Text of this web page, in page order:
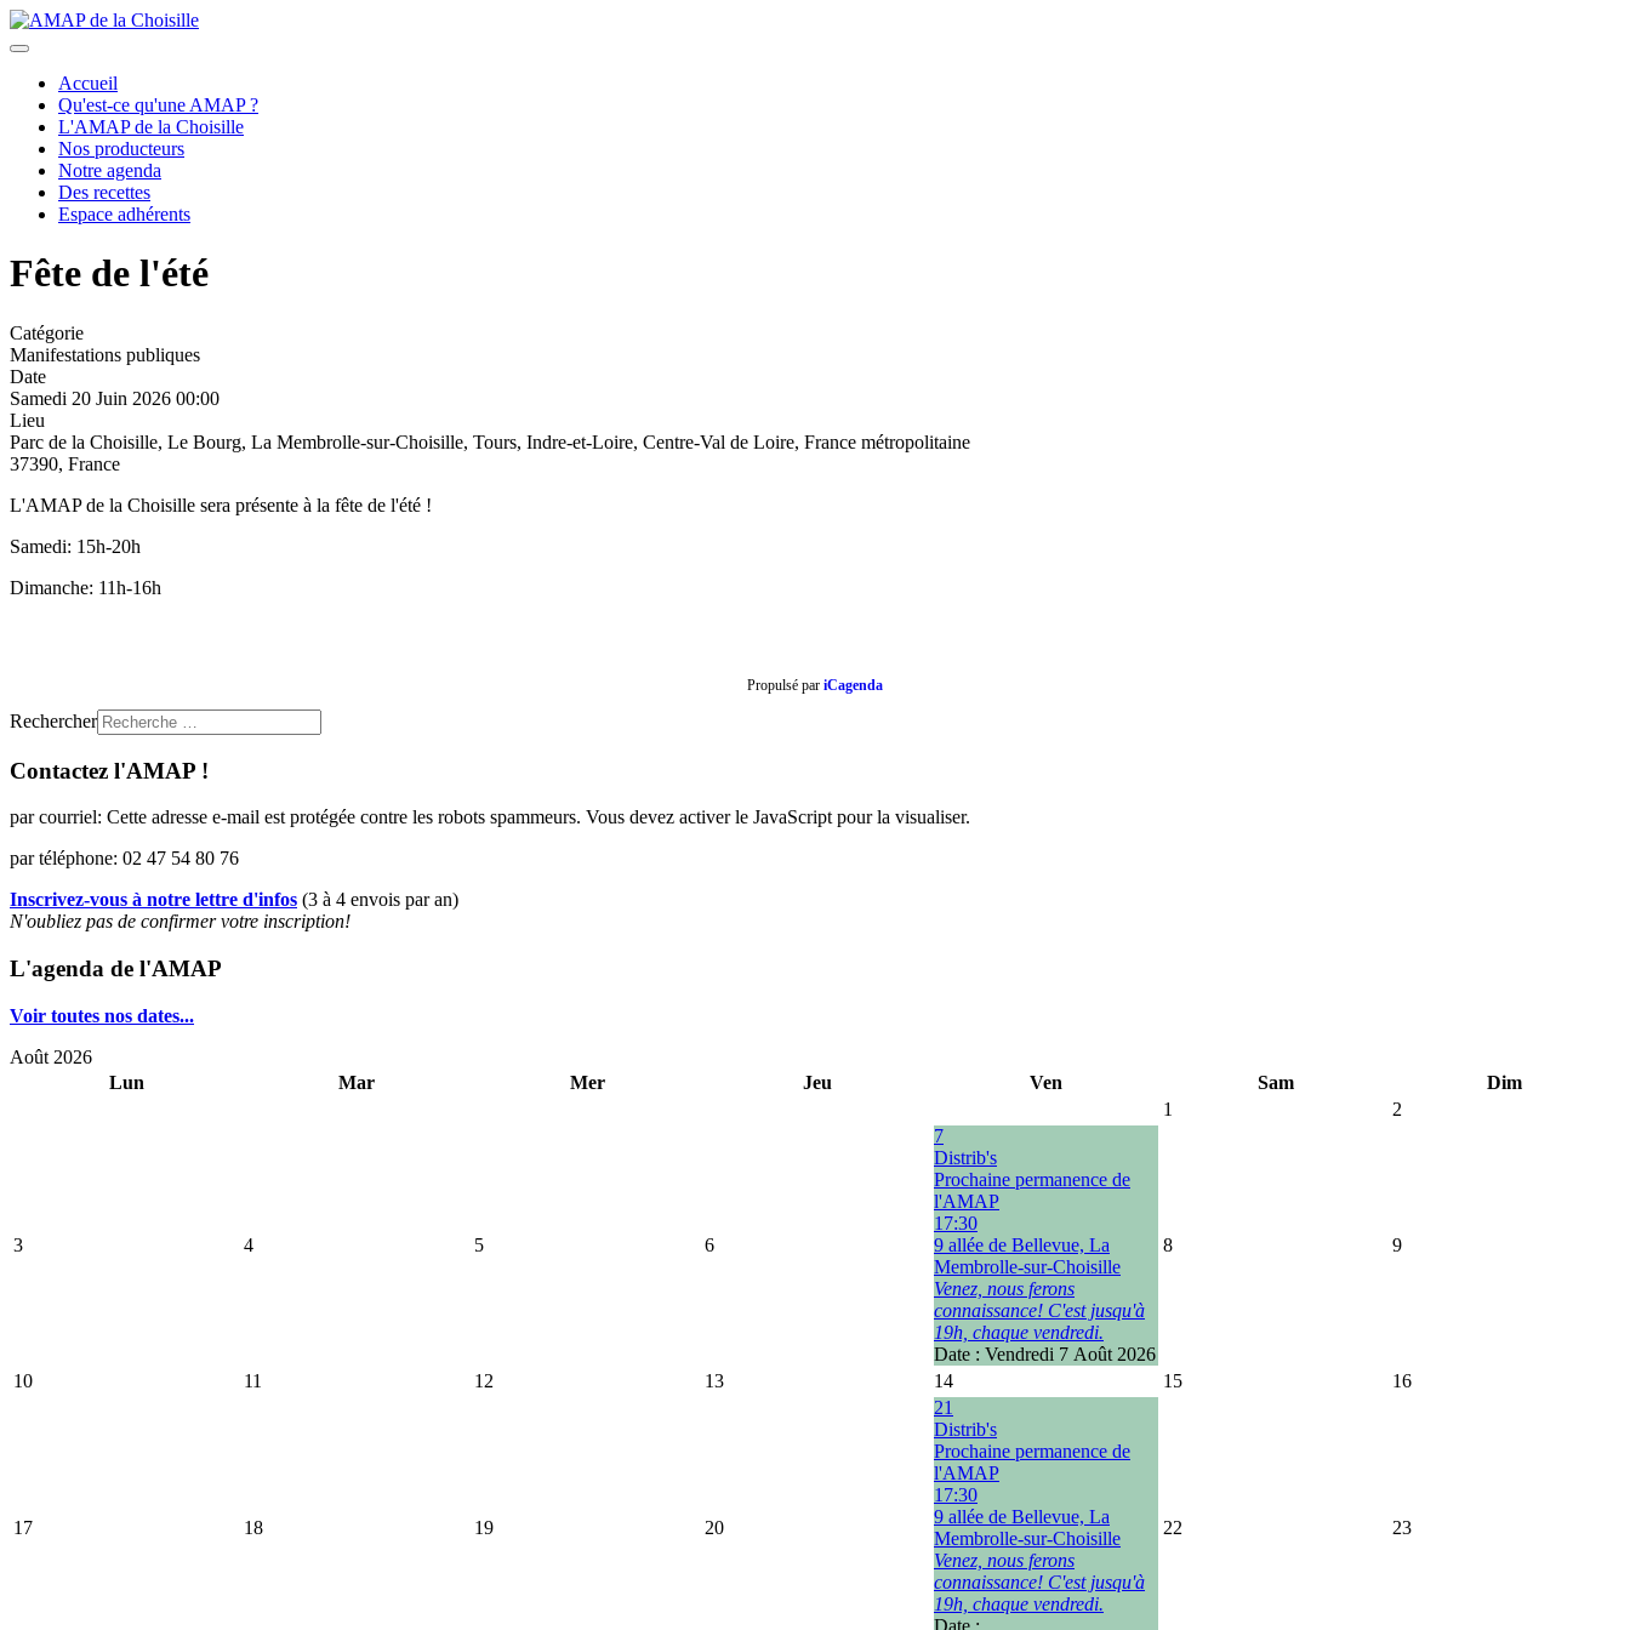
Accueil
Qu'est-ce qu'une AMAP ?
L'AMAP de la Choisille
Nos producteurs
Notre agenda
Des recettes
Espace adhérents
Fête de l'été
Catégorie
Manifestations publiques
Date
Samedi 20 Juin 2026 00:00
Lieu
Parc de la Choisille, Le Bourg, La Membrolle-sur-Choisille, Tours, Indre-et-Loire, Centre-Val de Loire, France métropolitaine
37390, France
L'AMAP de la Choisille sera présente à la fête de l'été !
Samedi: 15h-20h
Dimanche: 11h-16h
Propulsé par iCagenda
Rechercher
Contactez l'AMAP !
par courriel: Cette adresse e-mail est protégée contre les robots spammeurs. Vous devez activer le JavaScript pour la visualiser.
par téléphone: 02 47 54 80 76
Inscrivez-vous à notre lettre d'infos (3 à 4 envois par an)
N'oubliez pas de confirmer votre inscription!
L'agenda de l'AMAP
Voir toutes nos dates...
précédent
suivant
Août 2026
Lun
Mar Mer Jeu Ven Sam
Dim
1
2
3 4 5 6
7
Distrib's
Prochaine permanence de
l'AMAP
17:30
9 allée de Bellevue, La
Membrolle-sur-Choisille
Venez, nous ferons
connaissance! C'est jusqu'à
19h, chaque vendredi.
Date : Vendredi 7 Août 2026
8 9
10 11 12 13 14 15 16
17 18 19 20
21
Distrib's
Prochaine permanence de
l'AMAP
17:30
9 allée de Bellevue, La
Membrolle-sur-Choisille
Venez, nous ferons
connaissance! C'est jusqu'à
19h, chaque vendredi.
Date :
22 23